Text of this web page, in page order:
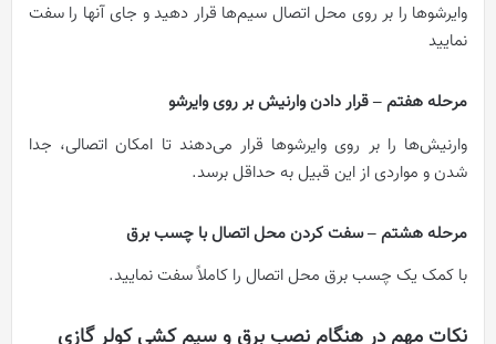
وایرشوها را بر روی محل اتصال سیم‌ها قرار دهید و جای آنها را سفت
نمایید
مرحله هفتم – قرار دادن وارنیش بر روی وایرشو
وارنیش‌ها را بر روی وایرشوها قرار می‌دهند تا امکان اتصالی، جدا
شدن و مواردی از این قبیل به حداقل برسد.
مرحله هشتم – سفت کردن محل اتصال با چسب برق
با کمک یک چسب برق محل اتصال را کاملاً سفت نمایید.